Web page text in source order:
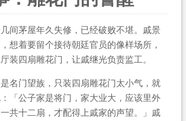
间茅屋年久失修，已经破败不堪。戚景
想着要留个接待朝廷官员的像样场所，
装四扇雕花门，让戚继光负责监工。
名门望族，只装四扇雕花门太小气，就
「公子家是将门，家大业大，应该里外
共十二扇，才配得上戚家的声望。」戚